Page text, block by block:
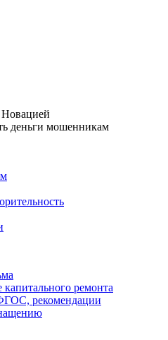
деньги мошенникам
ремонта
рекомендации